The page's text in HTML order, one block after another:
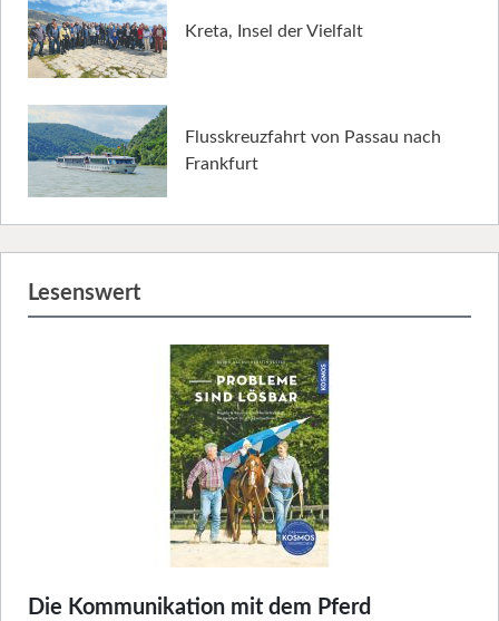
Kreta, Insel der Vielfalt
Flusskreuzfahrt von Passau nach
Frankfurt
Lesenswert
Die Kommunikation mit dem Pferd